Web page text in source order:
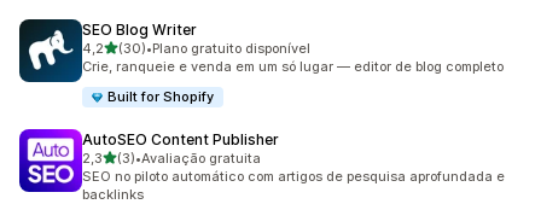
SEO Blog Writer
4,2de 5 estrelas
(30)
30 avaliações ao todo
•Plano gratuito disponível
Crie, ranqueie e venda em um só lugar — editor de blog completo
Built for Shopify
AutoSEO Content Publisher
2,3de 5 estrelas
(3)
3 avaliações ao todo
•Avaliação gratuita
SEO no piloto automático com artigos de pesquisa aprofundada e
backlinks